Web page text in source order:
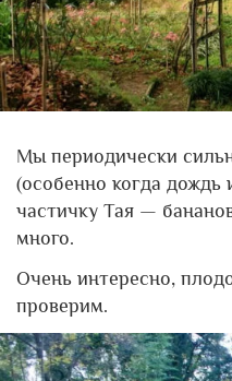
Мы периодически
(особенно когда
частичку Тая —
много.
Очень интересно,
проверим.